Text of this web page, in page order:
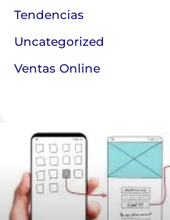
Tendencias
Uncategorized
Ventas Online